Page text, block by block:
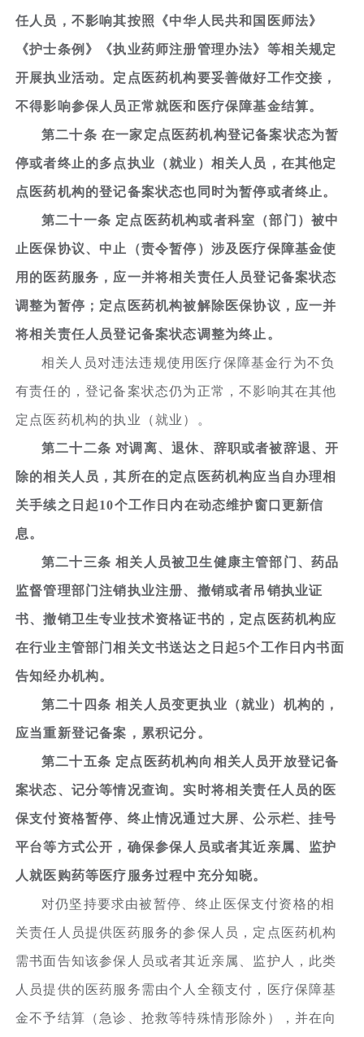
任人员，不影响其按照《中华人民共和国医师法》
《护士条例》《执业药师注册管理办法》等相关规定
开展执业活动。定点医药机构要妥善做好工作交接，
不得影响参保人员正常就医和医疗保障基金结算。
第二十条 在一家定点医药机构登记备案状态为暂
停或者终止的多点执业（就业）相关人员，在其他定
点医药机构的登记备案状态也同时为暂停或者终止。
第二十一条 定点医药机构或者科室（部门）被中
止医保协议、中止（责令暂停）涉及医疗保障基金使
用的医药服务，应一并将相关责任人员登记备案状态
调整为暂停；定点医药机构被解除医保协议，应一并
将相关责任人员登记备案状态调整为终止。
相关人员对违法违规使用医疗保障基金行为不负
有责任的，登记备案状态仍为正常，不影响其在其他
定点医药机构的执业（就业）。
第二十二条 对调离、退休、辞职或者被辞退、开
除的相关人员，其所在的定点医药机构应当自办理相
关手续之日起10个工作日内在动态维护窗口更新信
息。
第二十三条 相关人员被卫生健康主管部门、药品
监督管理部门注销执业注册、撤销或者吊销执业证
书、撤销卫生专业技术资格证书的，定点医药机构应
在行业主管部门相关文书送达之日起5个工作日内书面
告知经办机构。
第二十四条 相关人员变更执业（就业）机构的，
应当重新登记备案，累积记分。
第二十五条 定点医药机构向相关人员开放登记备
案状态、记分等情况查询。实时将相关责任人员的医
保支付资格暂停、终止情况通过大屏、公示栏、挂号
平台等方式公开，确保参保人员或者其近亲属、监护
人就医购药等医疗服务过程中充分知晓。
对仍坚持要求由被暂停、终止医保支付资格的相
关责任人员提供医药服务的参保人员，定点医药机构
需书面告知该参保人员或者其近亲属、监护人，此类
人员提供的医药服务需由个人全额支付，医疗保障基
金不予结算（急诊、抢救等特殊情形除外），并在向